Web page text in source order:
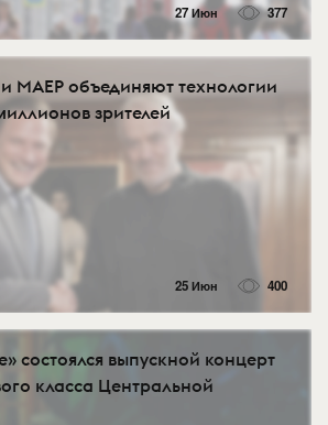
27 Июн 377
МАЕР объединяют технологии
зрителей
25 Июн 400
состоялся выпускной концерт
класса Центральной